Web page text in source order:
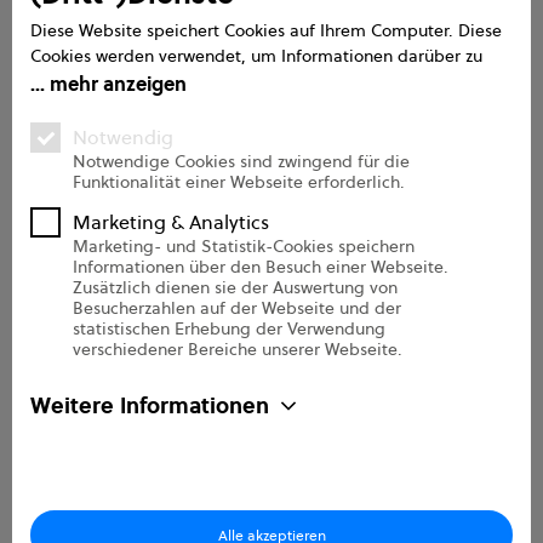
Diese Website speichert Cookies auf Ihrem Computer. Diese
Cookies werden verwendet, um Informationen darüber zu
sammeln, wie Sie mit unserer Website interagieren. Wir
zu verbessern und anzupassen, sowie für Analysen und
Messungen zu unseren Besuchern auf dieser Website und
anderen Medien. Weitere Informationen zu den von uns
verwendeten Cookies finden Sie in unseren
Datenschutzbestimmungen.
mehr anzeigen
Notwendig
Notwendige Cookies sind zwingend für die
Funktionalität einer Webseite erforderlich.
Marketing & Analytics
Marketing- und Statistik-Cookies speichern
Informationen über den Besuch einer Webseite.
Zusätzlich dienen sie der Auswertung von
Besucherzahlen auf der Webseite und der
statistischen Erhebung der Verwendung
verschiedener Bereiche unserer Webseite.
Weitere Informationen
Alle akzeptieren
Service
Handbuch
FAQs
Support
Onboarding Pro
Über uns
Unternehmen
Kontakt